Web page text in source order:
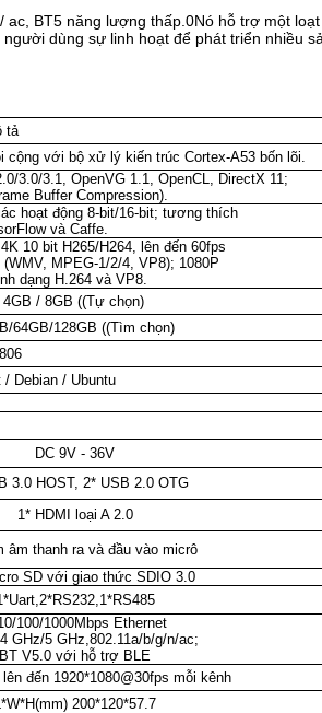
BT5 năng lượng thấp.0Nó hỗ trợ một
dùng sự linh hoạt để phát triển nhiều
tả
cộng với bộ xử lý kiến trúc Cortex-A53 bốn lõi.
3.0/3.1, OpenVG 1.1, OpenCL, DirectX 11;
Buffer Compression).
hoạt động 8-bit/16-bit; tương thích
và Caffe.
10 bit H265/H264, lên đến 60fps
MPEG-1/2/4, VP8); 1080P
dạng H.264 và VP8.
/ 8GB ((Tự chọn)
64GB/128GB ((Tìm chọn)
/ Debian / Ubuntu
DC 9V - 36V
3.0 HOST, 2* USB 2.0 OTG
1* HDMI loại A 2.0
âm thanh ra và đầu vào micrô
SD với giao thức SDIO 3.0
100/1000Mbps Ethernet
GHz/5 GHz,802.11a/b/g/n/ac;
BT V5.0 với hỗ trợ BLE
lên đến 1920*1080@30fps mỗi kênh
200*120*57.7